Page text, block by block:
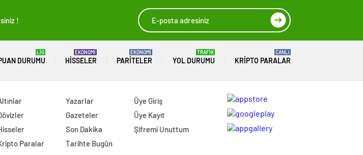
!
DURUMU
LİG
HISSELER
EKONOMİ
PARITELER
EKONOMİ
YOL DURUMU
TRAFİK
KRIPTO PARALAR
CANLI
Paralar
Yazarlar
Gazeteler
Son Dakika
Tarihte Bugün
Üye Giriş
Üye Kayıt
Şifremi Unuttum